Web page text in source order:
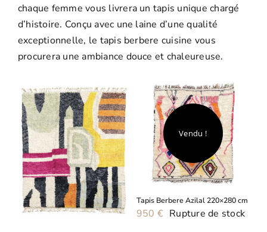
Tapis Boucherouite
Promos
chaque femme vous livrera un tapis unique chargé
d’histoire. Conçu avec une laine d’une qualité
exceptionnelle, le tapis berbere cuisine vous
procurera une ambiance douce et chaleureuse.
Vendu !
Tapis Berbere Azilal 220×280 cm
950 € Rupture de stock